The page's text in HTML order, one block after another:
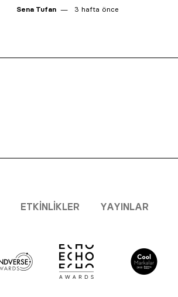
Sena Tufan 3 hafta önce
ETKINLIKLER YAYINLAR